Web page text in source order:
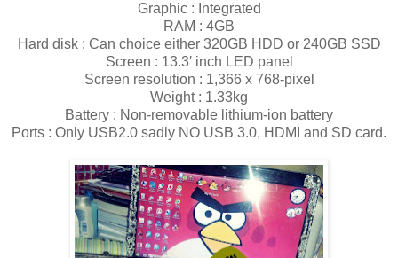
Graphic : Integrated
RAM : 4GB
Hard disk : Can choice either 320GB HDD or 240GB SSD
Screen : 13.3′ inch LED panel
Screen resolution : 1,366 x 768-pixel
Weight : 1.33kg
Battery : Non-removable lithium-ion battery
Ports : Only USB2.0 sadly NO USB 3.0, HDMI and SD card.